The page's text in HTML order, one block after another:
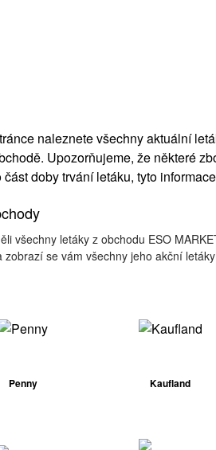
naleznete všechny aktuální
Upozorňujeme, že některé
část doby trvání letáku, tyto
všechny letáky z obchodu ESO
zobrazí se vám všechny jeho akční
Penny Kaufland